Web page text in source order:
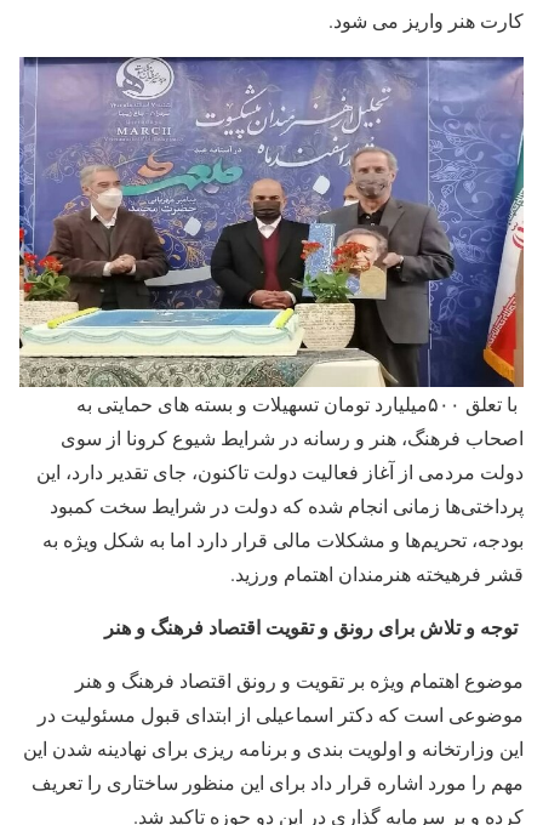
کارت هنر واریز می شود.
با تعلق ۵۰۰میلیارد تومان تسهیلات و بسته های حمایتی به
اصحاب فرهنگ، هنر و رسانه در شرایط شیوع کرونا از سوی
دولت مردمی از آغاز فعالیت دولت تاکنون، جای تقدیر دارد، این
پرداختی‌ها زمانی انجام شده که دولت در شرایط سخت کمبود
بودجه، تحریم‌ها و مشکلات مالی قرار دارد اما به شکل ویژه به
قشر فرهیخته هنرمندان اهتمام ورزید.
توجه و تلاش برای رونق و تقویت اقتصاد فرهنگ و هنر
موضوع اهتمام ویژه بر تقویت و رونق اقتصاد فرهنگ و هنر
موضوعی است که دکتر اسماعیلی از ابتدای قبول مسئولیت در
این وزارتخانه و اولویت بندی و برنامه ریزی برای نهادینه شدن این
مهم را مورد اشاره قرار داد برای این منظور ساختاری را تعریف
کرده و بر سرمایه گذاری در این دو حوزه تاکید شد.